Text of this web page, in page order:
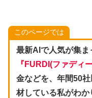
このページでは
最新AIで人気が集
『 FURDI(ファディ
金などを、年間50
材している私がわか